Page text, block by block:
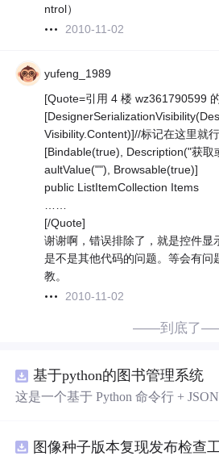
ntrol）
2010-11-02
yufeng_1989
[Quote=引用 4 楼 wz361790599
Visibility.Content)]//标记在这里就
[Bindable(true), Description("获取
aultValue(""), Browsable(true)]
public ListItemCollection Items
……
[/Quote]
谢谢啊，错误排除了，就是控件显
是不是其他代码的问题。等会有问
教。
2010-11-02
——到底了
基于python的图书管理系统
这是一个基于 Python 命令行 +
添加、删除、修改、搜索（按书名/